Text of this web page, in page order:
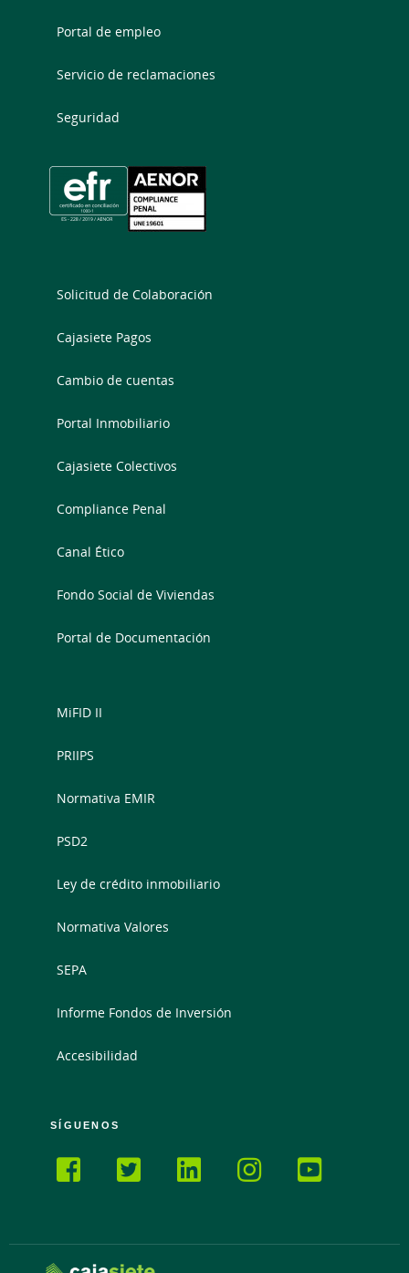
Portal de empleo
Servicio de reclamaciones
Seguridad
Solicitud de Colaboración
Cajasiete Pagos
Cambio de cuentas
Portal Inmobiliario
Cajasiete Colectivos
Compliance Penal
Canal Ético
Fondo Social de Viviendas
Portal de Documentación
MiFID II
PRIIPS
Normativa EMIR
PSD2
Ley de crédito inmobiliario
Normativa Valores
SEPA
Informe Fondos de Inversión
Accesibilidad
SÍGUENOS